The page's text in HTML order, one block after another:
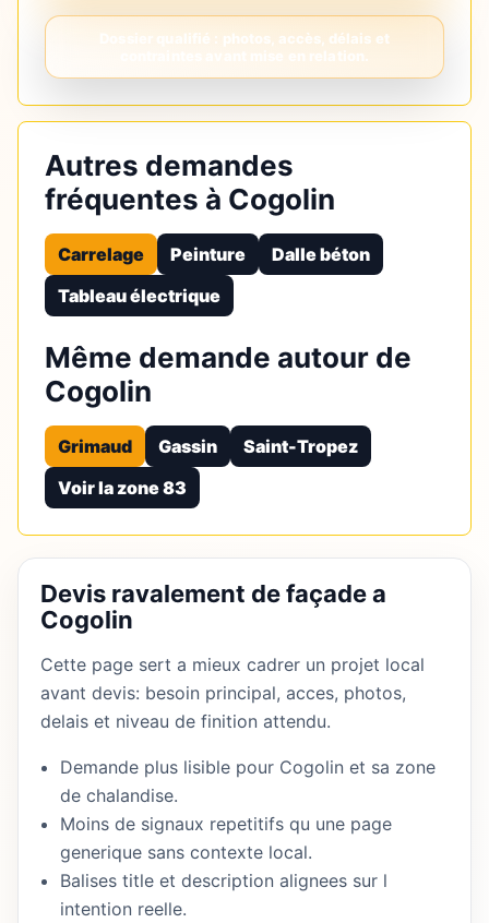
Autres demandes
fréquentes à Cogolin
Carrelage Peinture
Dalle béton
Tableau électrique
Même demande autour de
Cogolin
Grimaud Gassin
Saint-Tropez
Voir la zone 83
Devis ravalement de façade a
Cogolin
Cette page sert a mieux cadrer un projet local
avant devis: besoin principal, acces, photos,
delais et niveau de finition attendu.
Demande plus lisible pour Cogolin et sa zone
de chalandise.
Moins de signaux repetitifs qu une page
generique sans contexte local.
Balises title et description alignees sur l
intention reelle.